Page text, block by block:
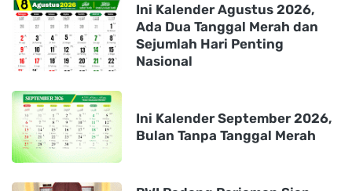
Ini Kalender Agustus 2026,
Ada Dua Tanggal Merah dan
Sejumlah Hari Penting
Nasional
Ini Kalender September 2026,
Bulan Tanpa Tanggal Merah